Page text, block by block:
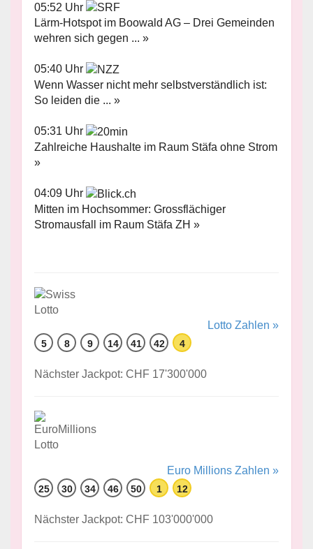
05:52 Uhr
Lärm-Hotspot im Boowald AG – Drei Gemeinden
wehren sich gegen ... »
05:40 Uhr
Wenn Wasser nicht mehr selbstverständlich ist:
So leiden die ... »
05:31 Uhr
Zahlreiche Haushalte im Raum Stäfa ohne Strom
»
04:09 Uhr
Mitten im Hochsommer: Grossflächiger
Stromausfall im Raum Stäfa ZH »
Lotto Zahlen »
5 8 9 14 41 42 4
Nächster Jackpot: CHF 17'300'000
Euro Millions Zahlen »
25 30 34 46 50 1 12
Nächster Jackpot: CHF 103'000'000